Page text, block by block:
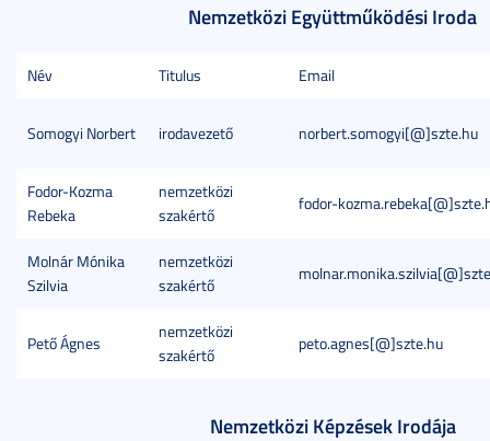
Nemzetközi Együttműködési Iroda
Név Titulus Email
Somogyi Norbert irodavezető norbert.somogyi[@]szte.hu
Fodor-Kozma
Rebeka
nemzetközi
szakértő
fodor-
Molnár Mónika
Szilvia
nemzetközi
szakértő
Pető Ágnes
nemzetközi
szakértő
peto.agnes[@]szte.hu
Nemzetközi Képzések Irodája